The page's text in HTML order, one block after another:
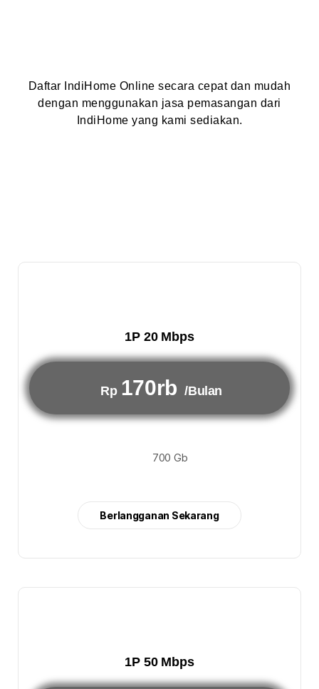
Daftar IndiHome Online secara cepat dan mudah
dengan menggunakan jasa pemasangan dari
IndiHome yang kami sediakan.
1P 20 Mbps
Rp 170rb /Bulan
700 Gb
Berlangganan Sekarang
1P 50 Mbps